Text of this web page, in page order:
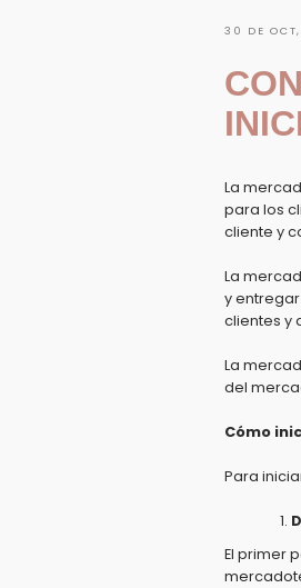
30 DE
La
para los
cliente y
La
y
clientes y
La
del
Cómo
Para
El primer